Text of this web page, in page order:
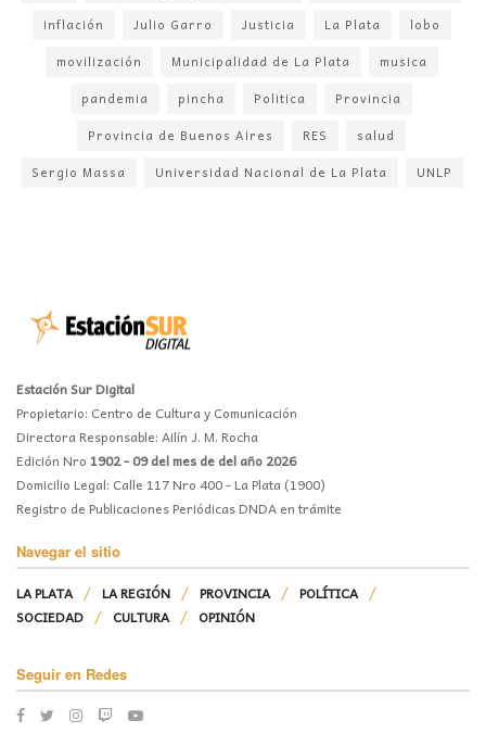
inflación
Julio Garro Justicia La Plata
lobo
movilización
Municipalidad de La Plata
musica
pandemia
pincha Politica
Provincia
Provincia de Buenos Aires
RES
salud
Sergio Massa
Universidad Nacional de La Plata UNLP
Estación Sur Digital
Propietario: Centro de Cultura y Comunicación
Directora Responsable: Ailín J. M. Rocha
Edición Nro 1902 - 09 del mes de del año 2026
Domicilio Legal: Calle 117 Nro 400 - La Plata (1900)
Registro de Publicaciones Periódicas DNDA en trámite
Navegar el sitio
LA PLATA LA REGIÓN PROVINCIA
POLÍTICA
SOCIEDAD
CULTURA OPINIÓN
Seguir en Redes